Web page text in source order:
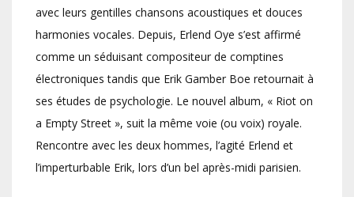
avec leurs gentilles chansons acoustiques et douces
harmonies vocales. Depuis, Erlend Oye s’est affirmé
comme un séduisant compositeur de comptines
électroniques tandis que Erik Gamber Boe retournait à
ses études de psychologie. Le nouvel album, « Riot on
a Empty Street », suit la même voie (ou voix) royale.
Rencontre avec les deux hommes, l’agité Erlend et
l’imperturbable Erik, lors d’un bel après-midi parisien.